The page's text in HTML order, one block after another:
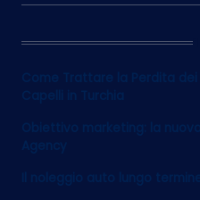
12
Come Trattare la Perdita dei
Capelli in Turchia
Obiettivo marketing: la
Agency
Il noleggio auto lungo